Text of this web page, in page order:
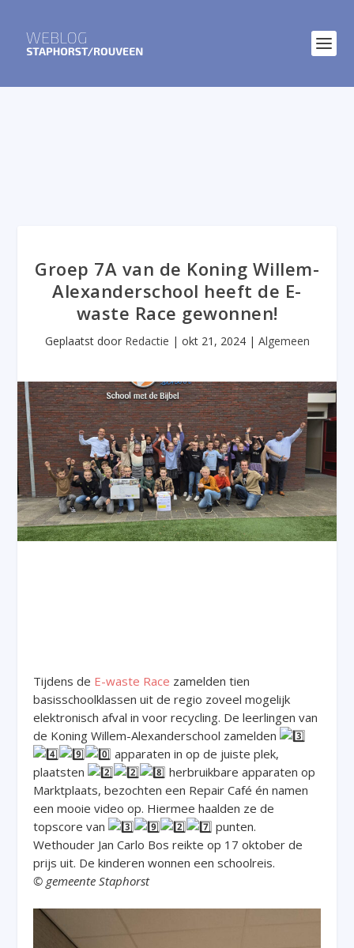
Groep 7A van de Koning Willem-
Alexanderschool heeft de E-
waste Race gewonnen!
Geplaatst door Redactie | okt 21, 2024| Algemeen
Tijdens de E-waste Race zamelden tien
basisschoolklassen uit de regio zoveel mogelijk
elektronisch afval in voor recycling. De leerlingen van
de Koning Willem-Alexanderschool zamelden
apparaten in op de juiste plek,
plaatsten
herbruikbare apparaten op
Marktplaats, bezochten een Repair Café én namen
een mooie video op. Hiermee haalden ze de
topscore van
punten.
Wethouder Jan Carlo Bos reikte op 17 oktober de
prijs uit. De kinderen wonnen een schoolreis.
© gemeente Staphorst